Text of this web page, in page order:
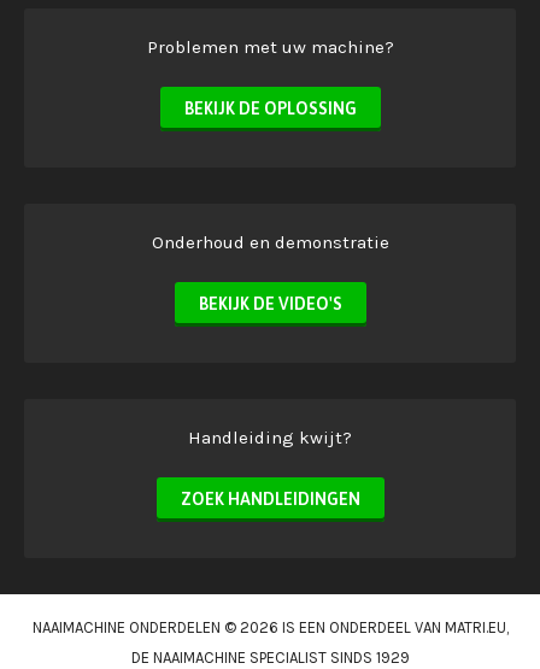
Problemen met uw machine?
BEKIJK DE OPLOSSING
Onderhoud en demonstratie
BEKIJK DE VIDEO'S
Handleiding kwijt?
ZOEK HANDLEIDINGEN
NAAIMACHINE ONDERDELEN © 2026 IS EEN ONDERDEEL VAN MATRI.EU,
DE NAAIMACHINE SPECIALIST SINDS 1929